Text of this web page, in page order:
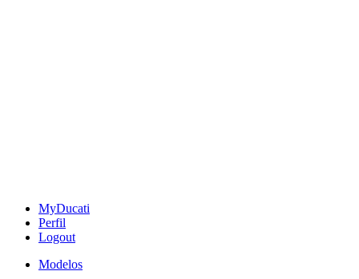
MyDucati
Perfil
Logout
Modelos